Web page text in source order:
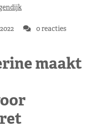
0 reacties
maakt